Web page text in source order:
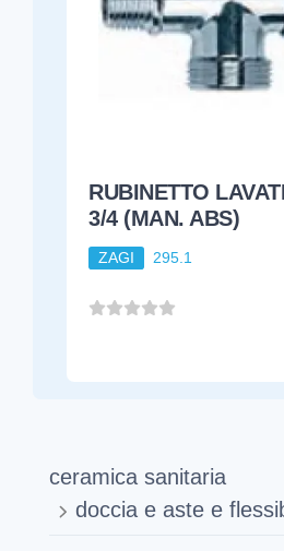
RUBINETTO
3/4 (MAN. ABS)
ZAGI 295.1
ceramica sanitaria
doccia e aste e